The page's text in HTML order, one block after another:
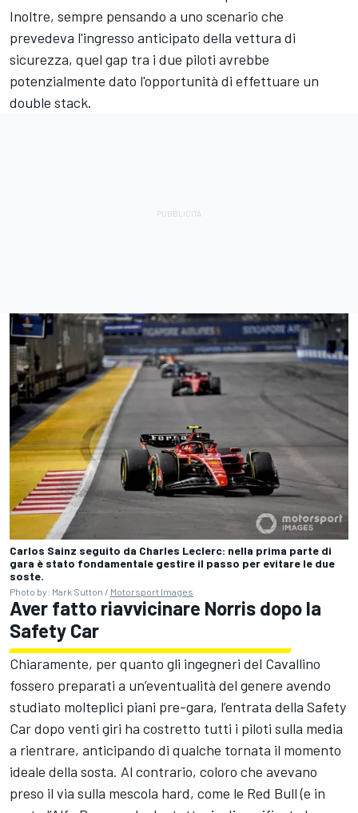
Inoltre, sempre pensando a uno scenario che
prevedeva l'ingresso anticipato della vettura di
sicurezza, quel gap tra i due piloti avrebbe
potenzialmente dato l'opportunità di effettuare un
double stack.
Carlos Sainz seguito da Charles Leclerc: nella prima parte di
gara è stato fondamentale gestire il passo per evitare le due
soste.
Photo by: Mark Sutton / Motorsport Images
Aver fatto riavvicinare Norris dopo la
Safety Car
Chiaramente, per quanto gli ingegneri del Cavallino
fossero preparati a un’eventualità del genere avendo
studiato molteplici piani pre-gara, l’entrata della Safety
Car dopo venti giri ha costretto tutti i piloti sulla media
a rientrare, anticipando di qualche tornata il momento
ideale della sosta. Al contrario, coloro che avevano
preso il via sulla mescola hard, come le Red Bull (e in